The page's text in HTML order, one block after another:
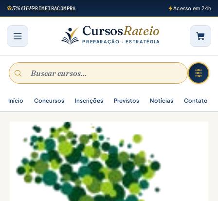
5% OFFPRIMEIRACOMPRA Acesso em 24h
CursosRateio
PREPARAÇÃO · ESTRATÉGIA
Início Concursos Inscrições Previstos Notícias Contato